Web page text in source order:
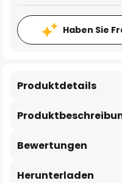
Haben Sie
Produktdetails
Bewertungen
Herunterladen